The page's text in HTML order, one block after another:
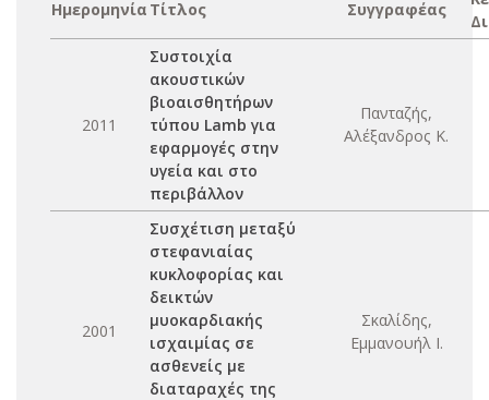
Ημερομηνία Τίτλος Συγγραφέας
2011
Συστοιχία
ακουστικών
βιοαισθητήρων
τύπου Lamb για
εφαρμογές στην
υγεία και στο
περιβάλλον
Πανταζής,
Αλέξανδρος Κ.
2001
Συσχέτιση μεταξύ
στεφανιαίας
κυκλοφορίας και
δεικτών
μυοκαρδιακής
ισχαιμίας σε
ασθενείς με
διαταραχές της
Σκαλίδης,
Εμμανουήλ Ι.